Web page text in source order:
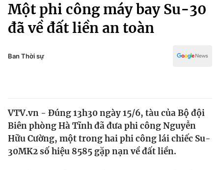
Chuyên mục
Chính trị
Y tế
Thế giới
Pháp luật
Kinh tế
Thể thao
Văn hóa - Giải trí
Giáo dục
Một phi công máy bay Su-30
đã về đất liền an toàn
Ban Thời sự
VTV.vn - Đúng 13h30 ngày 15/6, tàu của Bộ đội
Biên phòng Hà Tĩnh đã đưa phi công Nguyễn
Hữu Cường, một trong hai phi công lái chiếc Su-
30MK2 số hiệu 8585 gặp nạn về đất liền.